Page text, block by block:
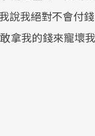
說我絕對不會付
拿我的錢來寵壞